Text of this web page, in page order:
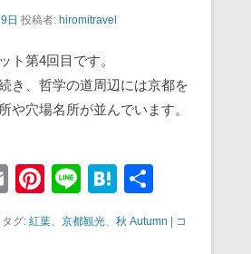
日 投稿者: hiromitravel
ト第4回目です。
き、哲学の道周辺には京都を
や穴場名所が並んでいます。
E
m
ail
Pi
nt
er
Li
n
e
H
at
e
タグ: 紅葉 京都観光 秋 Autumn | コ